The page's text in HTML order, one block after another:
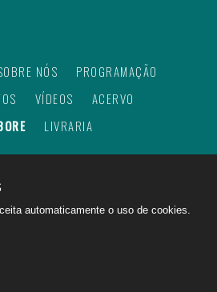
NÓS
PROGRAMAÇÃO
VÍDEOS
ACERVO
LIVRARIA
Todos os direitos
todo o mundo!
do bem na internet.
melhor!
automaticamente o uso de cookies.